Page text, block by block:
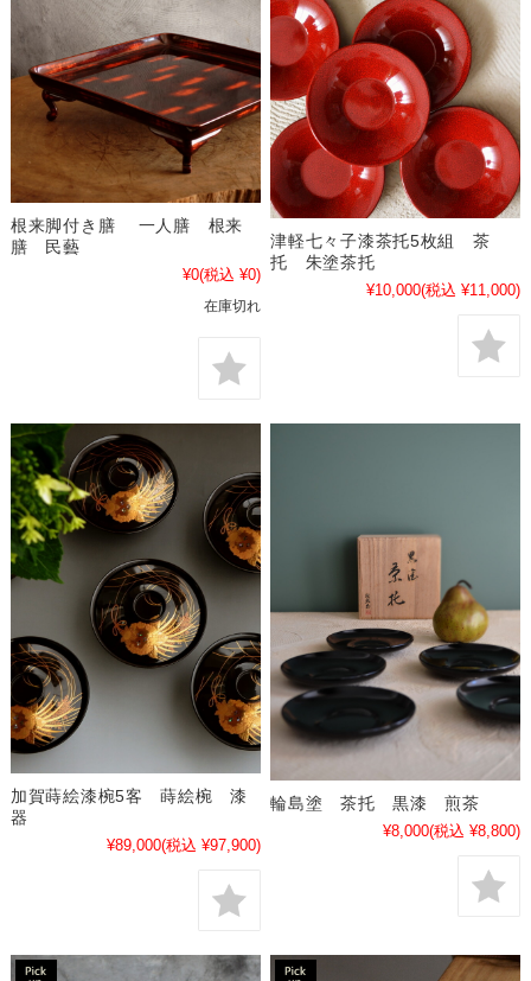
根来脚付き膳 一人膳 根来
膳 民藝
¥0(税込 ¥0)
在庫切れ
津軽七々子漆茶托5枚組 茶
托 朱塗茶托
¥10,000(税込 ¥11,000)
加賀蒔絵漆椀5客 蒔絵椀 漆
器
¥89,000(税込 ¥97,900)
輪島塗 茶托 黒漆 煎茶
¥8,000(税込 ¥8,800)